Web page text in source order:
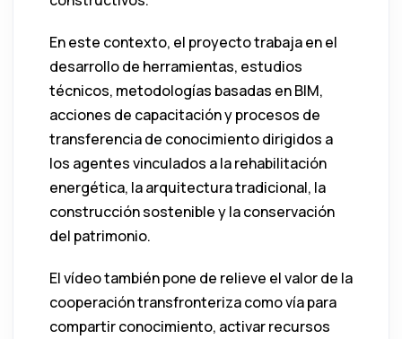
En este contexto, el proyecto trabaja en el
desarrollo de herramientas, estudios
técnicos, metodologías basadas en BIM,
acciones de capacitación y procesos de
transferencia de conocimiento dirigidos a
los agentes vinculados a la rehabilitación
energética, la arquitectura tradicional, la
construcción sostenible y la conservación
del patrimonio.
El vídeo también pone de relieve el valor de la
cooperación transfronteriza como vía para
compartir conocimiento, activar recursos